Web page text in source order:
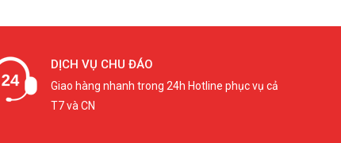
DỊCH VỤ CHU ĐÁO
Giao hàng nhanh trong 24h Hotline phục vụ cả
T7 và CN